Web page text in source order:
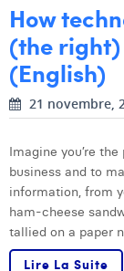
Technologie
Formations
L'équipe
Anouk
Arthur Collard
Charlie
Dhan Claes
Diane
Nos valeurs
Omnicom Media
Articles
Présentations
Communiqués
Clients
Rejoignez-nous
Digital
Digital Business
Contact
How
(the right)
(English)
21 novembre,
Imagine you’re
business and to
information, from
ham-cheese
tallied on a paper
Lire La Suite